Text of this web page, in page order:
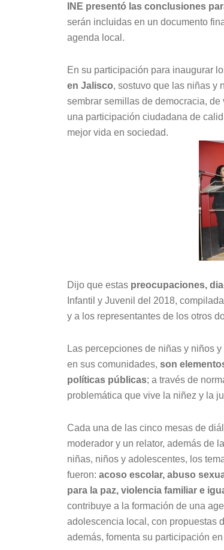
INE presentó las conclusiones
serán incluidas en un documento
agenda local.
En su participación para inaugurar
en Jalisco, sostuvo que las niñas y
sembrar semillas de democracia,
una participación ciudadana de
mejor vida en sociedad.
Dijo que estas preocupaciones,
Infantil y Juvenil del 2018,
y a los representantes de los otros
Las percepciones de niñas y niños
en sus comunidades, son
políticas públicas; a través de
problemática que vive la niñez y la
Cada una de las cinco mesas de
moderador y un relator, además de
niñas, niños y adolescentes, los
fueron: acoso escolar, abuso
para la paz, violencia familiar e
contribuye a la formación de una
adolescencia local, con propuestas
además, fomenta su participación